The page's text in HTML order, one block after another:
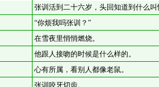
张训活到二十六岁，头回知道到什么叫
“你烦我吗张训？”
在雪夜里悄悄燃烧。
他跟人接吻的时候是什么样的。
心有所属，看别人都像老鼠。
张训咬牙切齿。